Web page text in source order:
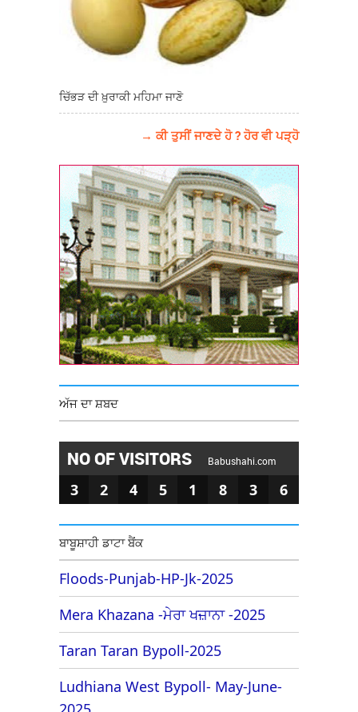
ਚਿੱਭੜ ਦੀ ਖ਼ੁਰਾਕੀ ਮਹਿਮਾ ਜਾਣੋ
→ ਕੀ ਤੁਸੀਂ ਜਾਣਦੇ ਹੋ ? ਹੋਰ ਵੀ ਪੜ੍ਹੋ
ਅੱਜ ਦਾ ਸ਼ਬਦ
NO OF VISITORS Babushahi.com
3 2 4 5 1 8 3 6
ਬਾਬੂਸ਼ਾਹੀ ਡਾਟਾ ਬੈਂਕ
Floods-Punjab-HP-Jk-2025
Mera Khazana -ਮੇਰਾ ਖਜ਼ਾਨਾ -2025
Taran Taran Bypoll-2025
Ludhiana West Bypoll- May-June-